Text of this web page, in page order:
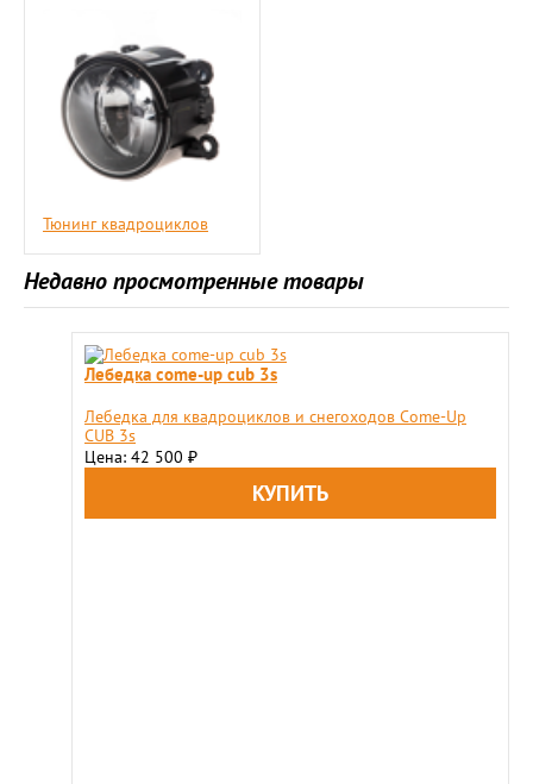
Тюнинг квадроциклов
Недавно просмотренные товары
Лебедка come-up cub 3s
Лебедка для квадроциклов и снегоходов Come-Up
CUB 3s
Цена: 42 500 ₽